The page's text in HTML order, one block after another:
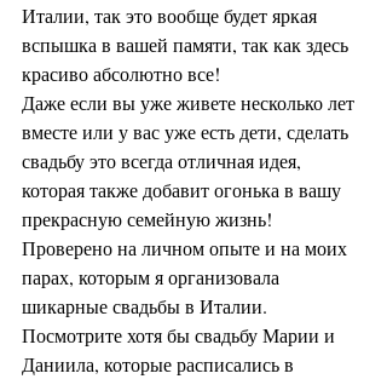
Италии, так это вообще будет яркая
вспышка в вашей памяти, так как здесь
красиво абсолютно все!
Даже если вы уже живете несколько лет
вместе или у вас уже есть дети, сделать
свадьбу это всегда отличная идея,
которая также добавит огонька в вашу
прекрасную семейную жизнь!
Проверено на личном опыте и на моих
парах, которым я организовала
шикарные свадьбы в Италии.
Посмотрите хотя бы свадьбу Марии и
Даниила, которые расписались в